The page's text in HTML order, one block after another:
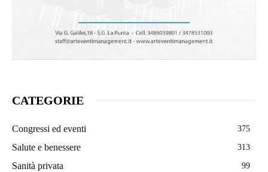
CATEGORIE
Congressi ed eventi 375
Salute e benessere 313
Sanità privata 99